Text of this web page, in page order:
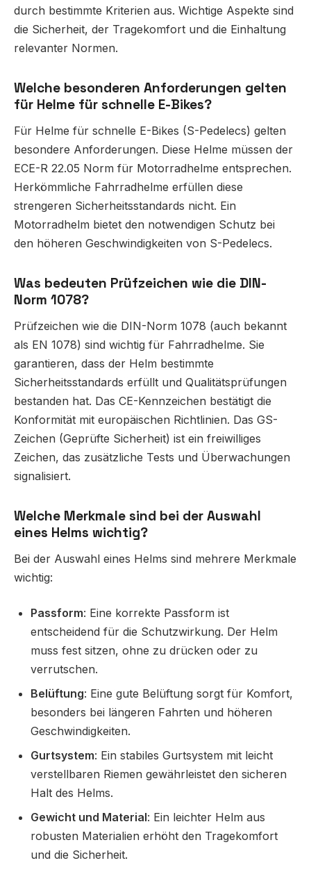
durch bestimmte Kriterien aus. Wichtige Aspekte sind
die Sicherheit, der Tragekomfort und die Einhaltung
relevanter Normen.
Welche besonderen Anforderungen gelten
für Helme für schnelle E-Bikes?
Für Helme für schnelle E-Bikes (S-Pedelecs) gelten
besondere Anforderungen. Diese Helme müssen der
ECE-R 22.05 Norm für Motorradhelme entsprechen.
Herkömmliche Fahrradhelme erfüllen diese
strengeren Sicherheitsstandards nicht. Ein
Motorradhelm bietet den notwendigen Schutz bei
den höheren Geschwindigkeiten von S-Pedelecs.
Was bedeuten Prüfzeichen wie die DIN-
Norm 1078?
Prüfzeichen wie die DIN-Norm 1078 (auch bekannt
als EN 1078) sind wichtig für Fahrradhelme. Sie
garantieren, dass der Helm bestimmte
Sicherheitsstandards erfüllt und Qualitätsprüfungen
bestanden hat. Das CE-Kennzeichen bestätigt die
Konformität mit europäischen Richtlinien. Das GS-
Zeichen (Geprüfte Sicherheit) ist ein freiwilliges
Zeichen, das zusätzliche Tests und Überwachungen
signalisiert.
Welche Merkmale sind bei der Auswahl
eines Helms wichtig?
Bei der Auswahl eines Helms sind mehrere Merkmale
wichtig:
Passform: Eine korrekte Passform ist
entscheidend für die Schutzwirkung. Der Helm
muss fest sitzen, ohne zu drücken oder zu
verrutschen.
Belüftung: Eine gute Belüftung sorgt für Komfort,
besonders bei längeren Fahrten und höheren
Geschwindigkeiten.
Gurtsystem: Ein stabiles Gurtsystem mit leicht
verstellbaren Riemen gewährleistet den sicheren
Halt des Helms.
Gewicht und Material: Ein leichter Helm aus
robusten Materialien erhöht den Tragekomfort
und die Sicherheit.